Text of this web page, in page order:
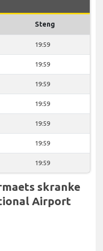
Steng
19:59
19:59
19:59
19:59
19:59
19:59
19:59
skranke
Airport